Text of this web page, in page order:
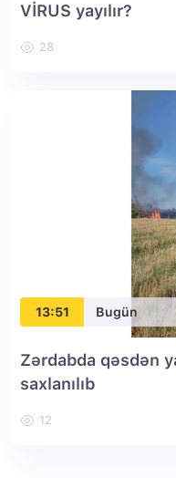
VİRUS yayılır?
28
13:51 Bugün
Zərdabda qəsdən
saxlanılıb
12